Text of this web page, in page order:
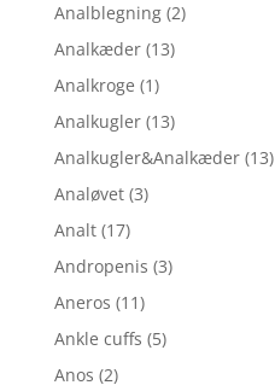
Analblegning (2)
Analkæder (13)
Analkroge (1)
Analkugler (13)
Analkugler&Analkæder (13)
Analøvet (3)
Analt (17)
Andropenis (3)
Aneros (11)
Ankle cuffs (5)
Anos (2)